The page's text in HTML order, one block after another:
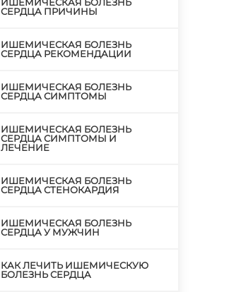
СЕРДЦА ПРИЧИНЫ
ИШЕМИЧЕСКАЯ БОЛЕЗНЬ
СЕРДЦА РЕКОМЕНДАЦИИ
ИШЕМИЧЕСКАЯ БОЛЕЗНЬ
СЕРДЦА СИМПТОМЫ
ИШЕМИЧЕСКАЯ БОЛЕЗНЬ
СЕРДЦА СИМПТОМЫ И
ЛЕЧЕНИЕ
ИШЕМИЧЕСКАЯ БОЛЕЗНЬ
СЕРДЦА СТЕНОКАРДИЯ
ИШЕМИЧЕСКАЯ БОЛЕЗНЬ
СЕРДЦА У МУЖЧИН
КАК ЛЕЧИТЬ ИШЕМИЧЕСКУЮ
БОЛЕЗНЬ СЕРДЦА